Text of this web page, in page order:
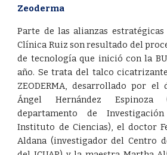
Zeoderma
Parte de las alianzas
Clínica Ruiz son resultado del
de tecnología que inició con la
año. Se trata del talco
ZEODERMA, desarrollado por el
Ángel Hernández Espinoza
departamento de
Instituto de Ciencias), el doctor
Aldana (investigador del Centro